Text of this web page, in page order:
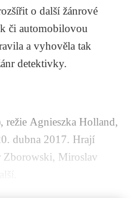
o další žánrové
či automobilovou
a vyhověla tak
detektivky.
režie Agnieszka Holland,
dubna 2017. Hrají
Zborowski, Miroslav